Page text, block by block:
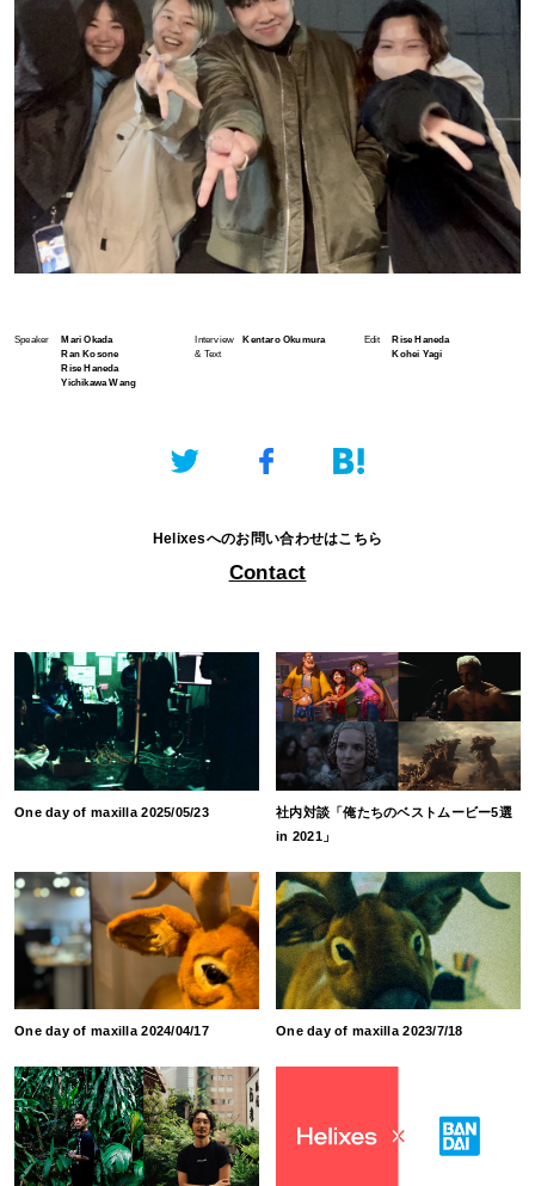
Speaker
Mari Okada
Ran Kosone
Rise Haneda
Yichikawa Wang
Interview
& Text
Kentaro Okumura Edit
Rise Haneda
Kohei Yagi
Helixesへのお問い合わせはこちら
Contact
One day of maxilla 2025/05/23
社内対談「俺たちのベストムービー5選
in 2021」
One day of maxilla 2024/04/17 One day of maxilla 2023/7/18